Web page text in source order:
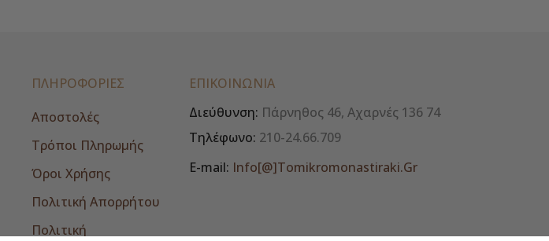
ΠΛΗΡΟΦΟΡΙΕΣ
Αποστολές
Τρόποι Πληρωμής
Όροι Χρήσης
Πολιτική Απορρήτου
Πολιτική
ΕΠΙΚΟΙΝΩΝΊΑ
Διεύθυνση: Πάρνηθος 46, Αχαρνές 136 74
Τηλέφωνο: 210-24.66.709
E-mail: Info[@]tomikromonastiraki.gr